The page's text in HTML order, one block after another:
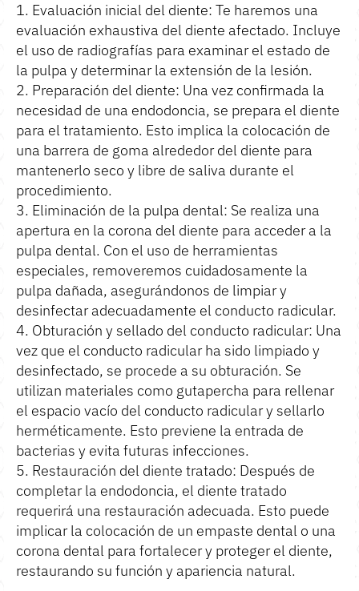
1. Evaluación inicial del diente: Te haremos una
evaluación exhaustiva del diente afectado. Incluye
el uso de radiografías para examinar el estado de
la pulpa y determinar la extensión de la lesión.
2. Preparación del diente: Una vez confirmada la
necesidad de una endodoncia, se prepara el diente
para el tratamiento. Esto implica la colocación de
una barrera de goma alrededor del diente para
mantenerlo seco y libre de saliva durante el
procedimiento.
3. Eliminación de la pulpa dental: Se realiza una
apertura en la corona del diente para acceder a la
pulpa dental. Con el uso de herramientas
especiales, removeremos cuidadosamente la
pulpa dañada, asegurándonos de limpiar y
desinfectar adecuadamente el conducto radicular.
4. Obturación y sellado del conducto radicular: Una
vez que el conducto radicular ha sido limpiado y
desinfectado, se procede a su obturación. Se
utilizan materiales como gutapercha para rellenar
el espacio vacío del conducto radicular y sellarlo
herméticamente. Esto previene la entrada de
bacterias y evita futuras infecciones.
5. Restauración del diente tratado: Después de
completar la endodoncia, el diente tratado
requerirá una restauración adecuada. Esto puede
implicar la colocación de un empaste dental o una
corona dental para fortalecer y proteger el diente,
restaurando su función y apariencia natural.